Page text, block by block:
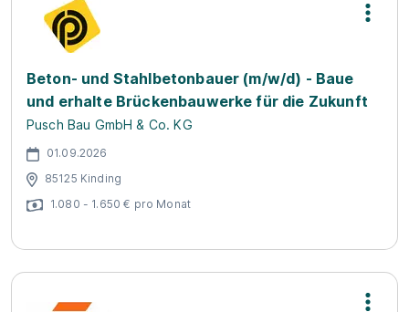
Beton- und Stahlbetonbauer (m/w/d) - Baue
und erhalte Brückenbauwerke für die Zukunft
Pusch Bau GmbH & Co. KG
01.09.2026
85125 Kinding
1.080 - 1.650 € pro Monat